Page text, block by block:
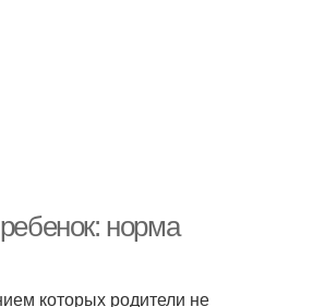
норма
которых родители не